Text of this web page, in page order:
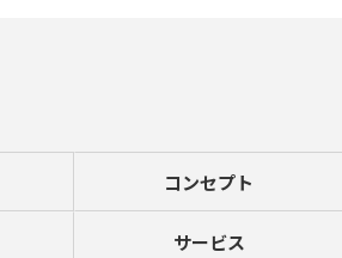
コンセプト
サービス